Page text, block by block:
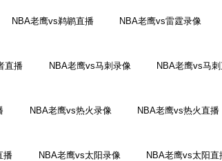
NBA老鹰vs鹈鹕直播 NBA老鹰vs雷霆录像
直播 NBA老鹰vs马刺录像 NBA老鹰vs马
NBA老鹰vs热火录像 NBA老鹰vs热火直播
播 NBA老鹰vs太阳录像 NBA老鹰vs太阳直